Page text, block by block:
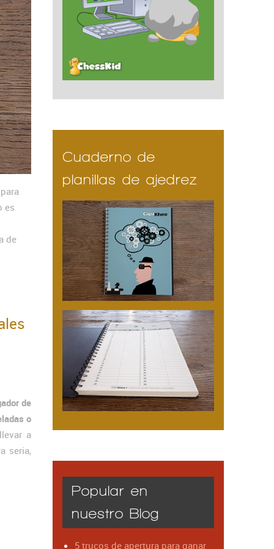
es
de
de
o
a
seria,
Cuaderno de
planillas de ajedrez
Popular en
nuestro Blog
5 trucos de apertura para ganar